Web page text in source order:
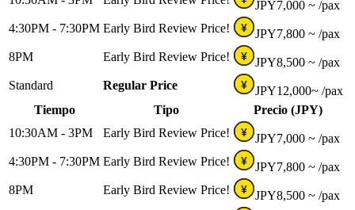
JPY7,000 ~ /pax
4:30PM - 7:30PM Early Bird Review Price! ¥ JPY7,800 ~ /pax
8PM
Early Bird Review Price! ¥ JPY8,500 ~ /pax
Standard
Regular Price ¥ JPY12,000~ /pax
Tiempo
Tipo
Precio (JPY)
10:30AM - 3PM
Early Bird Review Price! ¥ JPY7,000 ~ /pax
4:30PM - 7:30PM Early Bird Review Price! ¥ JPY7,800 ~ /pax
8PM
Early Bird Review Price! ¥ JPY8,500 ~ /pax